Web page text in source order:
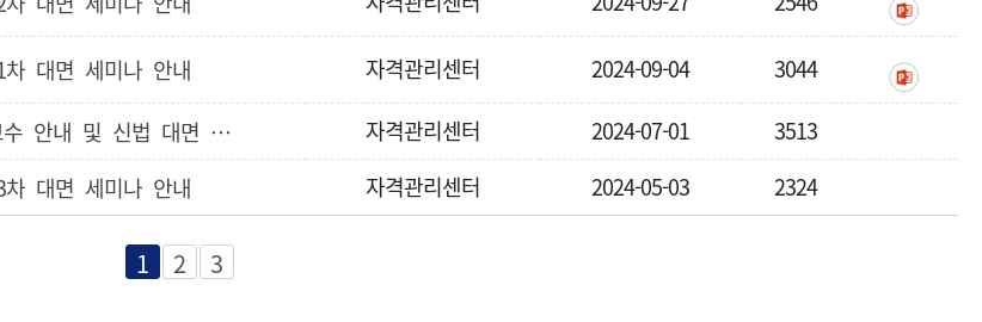
차 대면 세미나 안내 자격관리센터 2024-09-04
3044
[자격관리센터] 2024-2학기 사회복지현장실습 지도교수 안내 및 신법 대면 세미나 안내 자격관리센터 2024-07-01
3513
차 대면 세미나 안내 자격관리센터 2024-05-03 2324
1 2 3